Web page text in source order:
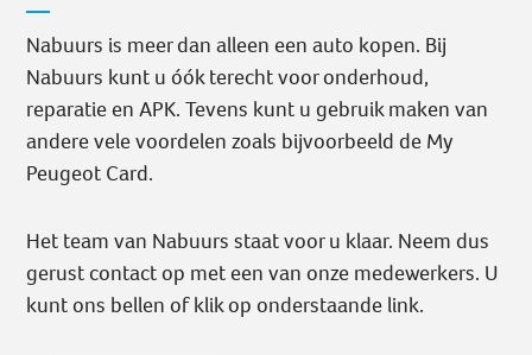
Nabuurs is meer dan alleen een auto kopen. Bij
Nabuurs kunt u óók terecht voor onderhoud,
reparatie en APK. Tevens kunt u gebruik maken van
andere vele voordelen zoals bijvoorbeeld de My
Peugeot Card.
Het team van Nabuurs staat voor u klaar. Neem dus
gerust contact op met een van onze medewerkers. U
kunt ons bellen of klik op onderstaande link.